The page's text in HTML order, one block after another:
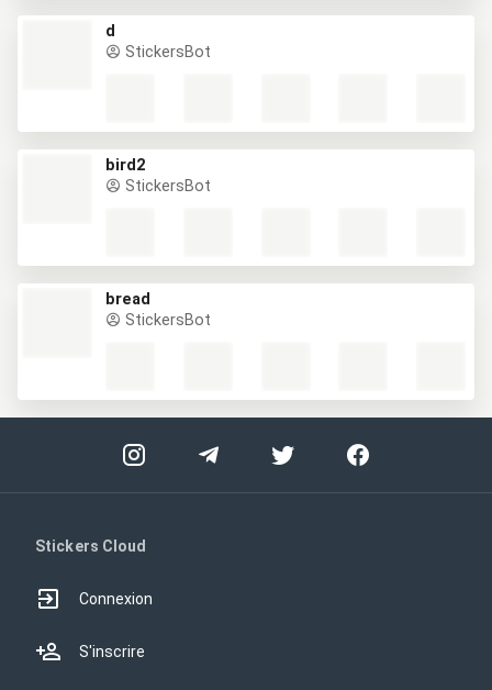
d
StickersBot
bird2
StickersBot
bread
StickersBot
Stickers Cloud
Connexion
S'inscrire